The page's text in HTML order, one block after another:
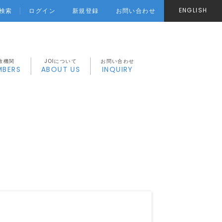
機関 JOIについて
ABOUT US
お問い合わせ
INQUIRY
索 ログイン 新規登録 お問い合わせ ENGLISH